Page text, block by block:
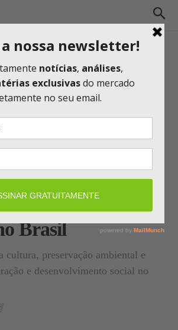
agenda de
à exposição
iniciativas de
Brasil
cultura, preservação ambiental e
e desenvolvimento social no